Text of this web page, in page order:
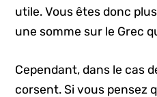
utile. Vous êtes donc
une somme sur le Grec
Cependant, dans le cas
corsent. Si vous pensez